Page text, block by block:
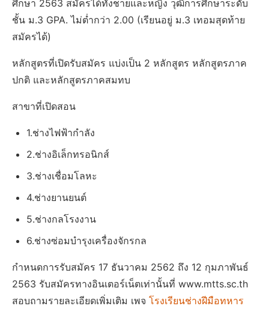
ศึกษา 2563 สมัครได้ทั้งชายและหญิง วุฒิการศึกษาระดับ
ชั้น ม.3 GPA. ไม่ต่ำกว่า 2.00 (เรียนอยู่ ม.3 เทอมสุดท้าย
สมัครได้)
หลักสูตรที่เปิดรับสมัคร แบ่งเป็น 2 หลักสูตร หลักสูตรภาค
ปกติ และหลักสูตรภาคสมทบ
สาขาที่เปิดสอน
1.ช่างไฟฟ้ากำลัง
2.ช่างอิเล็กทรอนิกส์
3.ช่างเชื่อมโลหะ
4.ช่างยานยนต์
5.ช่างกลโรงงาน
6.ช่างซ่อมบำรุงเครื่องจักรกล
กำหนดการรับสมัคร 17 ธันวาคม 2562 ถึง 12 กุมภาพันธ์
2563 รับสมัครทางอินเตอร์เน็ตเท่านั้นที่ www.mtts.sc.th
สอบถามรายละเอียดเพิ่มเติม เพจ โรงเรียนช่างฝีมือทหาร